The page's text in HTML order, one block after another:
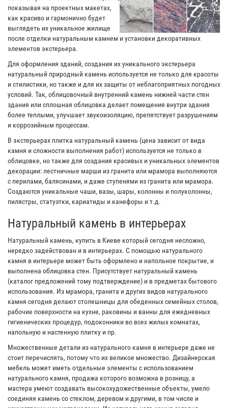
показывая на проектных макетах,
как красиво и гармонично будет
выглядеть их уникальное жилище
после отделки натуральным камнем и установки декоративных
элементов экстерьера.
Для оформления зданий, создания их уникального экстерьера
натуральный природный камень используется не только для красоты
и стилистики, но также и для их защиты от неблагоприятных погодных
условий. Так, облицовочный внутренний камень нижней части стен
здания или сплошная облицовка делает помещения внутри здания
более теплыми, улучшает звукоизоляцию, препятствует разрушениям
и коррозийным процессам.
В экстерьерах плитка натуральный камень (цена зависит от вида
камня и сложности выполнения работ) используется не только в
облицовке, но также для создания красивых и уникальных элементов
декорации: лестничные марши из гранита или мрамора выполняются
с перилами, балясинами, и даже ступенями из гранита или мрамора.
Создаются уникальные чаши, вазы, шары, колонны и полуколонны,
пилястры, статуэтки, кариатиды и канефоры и т.д.
Натуральный камень в интерьерах
Натуральный камень, купить в Киеве который сегодня несложно,
нередко задействован и в интерьерах. С помощью натурального
камня в интерьере может быть оформлено и напольное покрытие, и
выполнена облицовка стен. Присутствует натуральный камень
(каталог предложений тому подтверждение) и в предметах бытового
использования. Из мрамора, гранита и других видов натурального
камня сегодня делают столешницы для обеденных семейных столов,
рабочие поверхности на кухне, раковины и ванны для ежедневных
гигиенических процедур, подоконники во всех жилых комнатах,
напольную и настенную плитку и пр.
Множественные детали из натурального камня в интерьере даже не
стоит перечислять, потому что их великое множество. Дизайнерская
мебель может иметь отдельные элементы с использованием
натурального камня, продажа которого возможна в розницу, а
мастера умеют создавать высокохудожественные объекты, умело
соединяя камень со стеклом, деревом и другими, в том числе и